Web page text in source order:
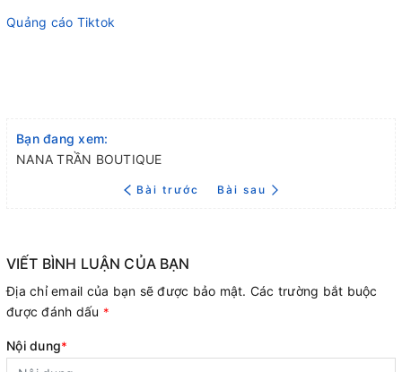
Quảng cáo Tiktok
Bạn đang xem:
NANA TRẦN BOUTIQUE
Bài trước Bài sau
VIẾT BÌNH LUẬN CỦA BẠN
Địa chỉ email của bạn sẽ được bảo mật. Các trường bắt buộc
được đánh dấu *
Nội dung*